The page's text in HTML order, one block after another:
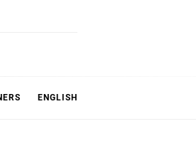
ENGLISH